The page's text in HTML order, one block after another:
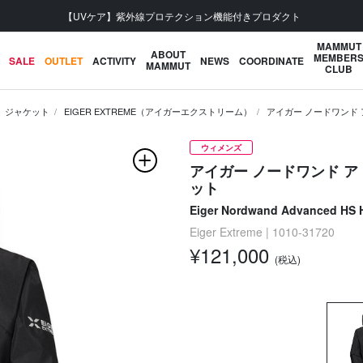
会員登録で【5,500円 (税込) 以上 送料無料】
SALE OUTLET ACTIVITY ABOUT
MAMMUT NEWS COORDINATE
MAMMUT
MEMBERS
CLUB
ジャケット EIGER EXTREME（アイガーエクストリーム） アイガー ノードワンド
ウィメンズ
アイガー ノードワンド
ット
Eiger Nordwand Advanced HS
Eiger Extreme | 1010-31720
¥121,000 (税込)